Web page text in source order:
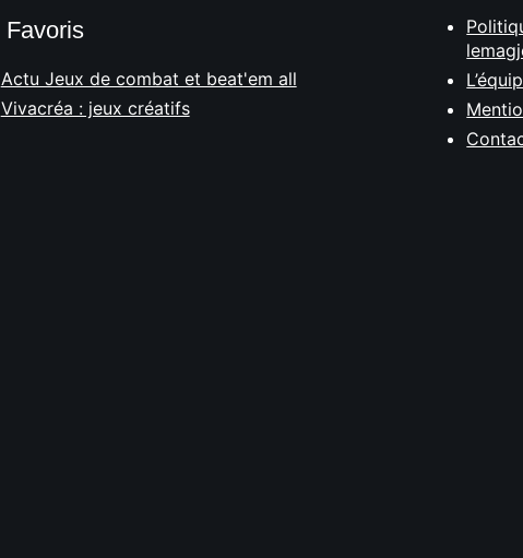
Favoris
Actu Jeux de combat et beat'em all
Vivacréa : jeux créatifs